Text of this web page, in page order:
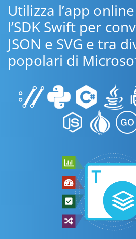
Utilizza l’app
l’SDK Swift per
JSON e SVG e tra
popolari di